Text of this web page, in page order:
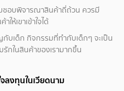
ชอบพิจารณาสินค้าถี่ถ้วน ควรมี
ห้เขาเข้าใจได้
บเด็ก กิจกรรมที่ทำกับเด็กๆ จะเป็น
กในสินค้าของเรามากขึ้น
ลงทุนในเวียดนาม